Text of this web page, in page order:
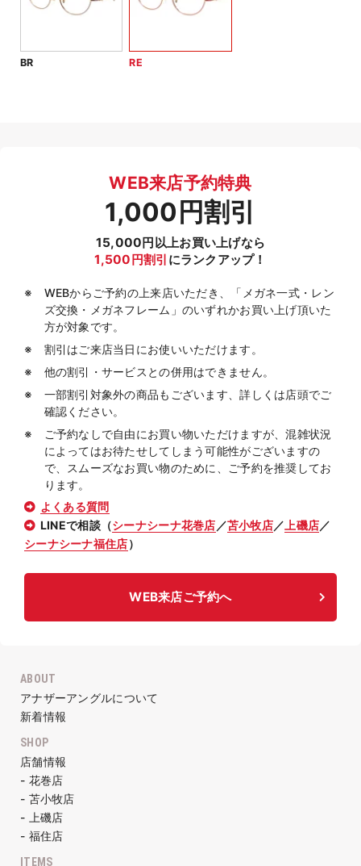
BR RE
WEB来店予約特典
1,000円割引
15,000円以上お買い上げなら
1,500円割引 にランクアップ！
WEBからご予約の上来店いただき、「メガネ一式・レン
ズ交換・メガネフレーム」のいずれかお買い上げ頂いた
方が対象です。
割引はご来店当日にお使いいただけます。
他の割引・サービスとの併用はできません。
一部割引対象外の商品もございます、詳しくは店頭でご
確認ください。
ご予約なしで自由にお買い物いただけますが、混雑状況
によってはお待たせしてしまう可能性がございますの
で、スムーズなお買い物のために、ご予約を推奨してお
ります。
よくある質問
LINEで相談（シーナシーナ花巻店 ／苫小牧店／ 上磯店／
シーナシーナ福住店）
WEB来店ご予約へ
ABOUT
アナザーアングルについて
新着情報
SHOP
店舗情報
- 花巻店
- 苫小牧店
- 上磯店
- 福住店
ITEMS